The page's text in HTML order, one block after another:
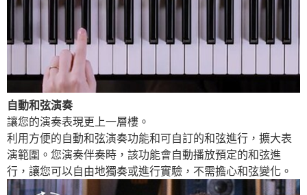
自動和弦演奏
讓您的演奏表現更上一層樓。
利用方便的自動和弦演奏功能和可自訂的和弦進行，擴大表
演範圍。您演奏伴奏時，該功能會自動播放預定的和弦進
行，讓您可以自由地獨奏或進行實驗，不需擔心和弦變化。